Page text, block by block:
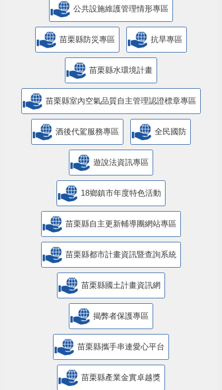
​公共設施維護管理情形專區
苗栗縣防災專區 抗旱專區
苗栗縣水環境計畫
苗栗縣室內空氣品質自主管理認證標章專區
酒後代駕服務專區 全民國防
遊說法資訊專區
18鄉鎮市年度特色活動
苗栗縣自主更新輔導團網站專區
苗栗縣都市計畫資訊暨查詢系統
苗栗縣國土計畫資訊網
揭弊者保護專區
苗栗縣攜手串連愛心平台
苗栗縣產業金實卓越獎